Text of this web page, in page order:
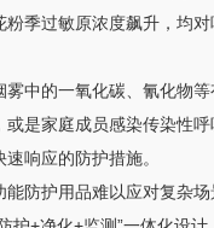
粉季过敏原浓度飙升，均
雾中的一氧化碳、氰化物
或是家庭成员感染传染性
响应的防护措施。
能防护用品难以应对复杂